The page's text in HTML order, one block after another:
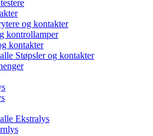
og kontakter
kontrollamper
kontakter
Støpsler og kontakter
Ekstralys